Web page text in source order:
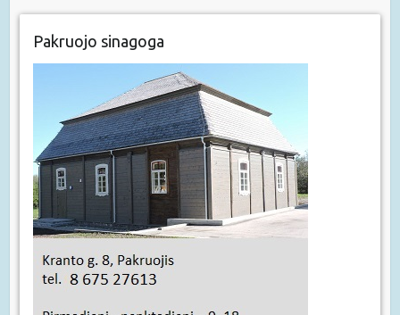
Pakruojo sinagoga